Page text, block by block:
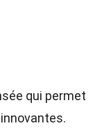
qui permet